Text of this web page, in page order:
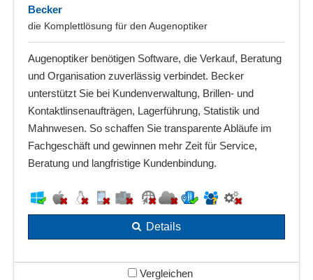
Becker
die Komplettlösung für den Augenoptiker
Augenoptiker benötigen Software, die Verkauf, Beratung
und Organisation zuverlässig verbindet. Becker
unterstützt Sie bei Kundenverwaltung, Brillen- und
Kontaktlinsenaufträgen, Lagerführung, Statistik und
Mahnwesen. So schaffen Sie transparente Abläufe im
Fachgeschäft und gewinnen mehr Zeit für Service,
Beratung und langfristige Kundenbindung.
Details
Vergleichen